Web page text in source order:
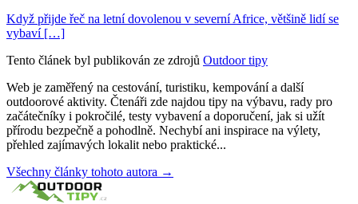
Když přijde řeč na letní dovolenou v severní Africe, většině lidí se
vybaví […]
Tento článek byl publikován ze zdrojů Outdoor tipy
Web je zaměřený na cestování, turistiku, kempování a další
outdoorové aktivity. Čtenáři zde najdou tipy na výbavu, rady pro
začátečníky i pokročilé, testy vybavení a doporučení, jak si užít
přírodu bezpečně a pohodlně. Nechybí ani inspirace na výlety,
přehled zajímavých lokalit nebo praktické...
Všechny články tohoto autora →